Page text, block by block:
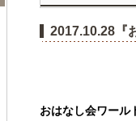
2017.10.28『
おはなし会ワール